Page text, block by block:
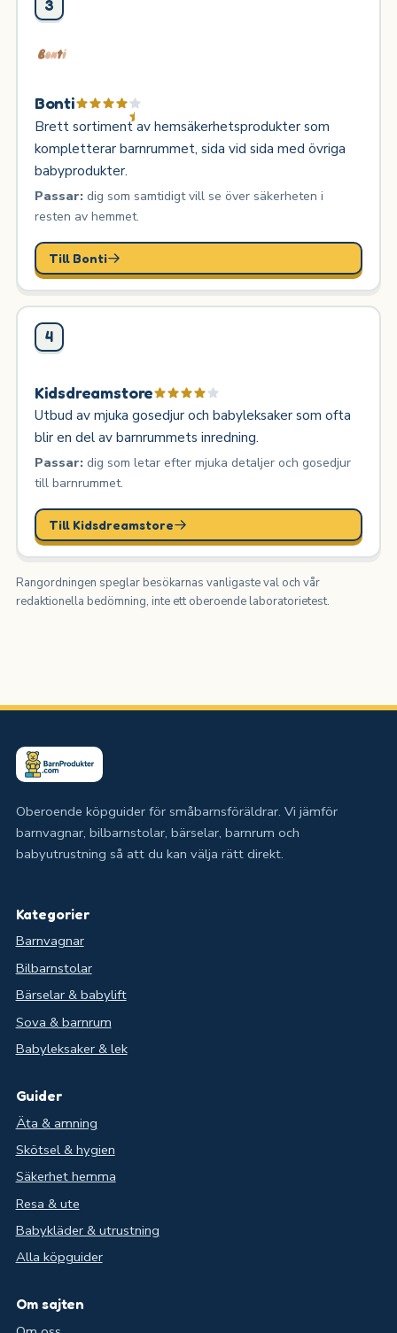
3
Bonti
Brett sortiment av hemsäkerhetsprodukter som
kompletterar barnrummet, sida vid sida med övriga
babyprodukter.
Passar:dig som samtidigt vill se över säkerheten i
resten av hemmet.
Till Bonti
4
Kidsdreamstore
Utbud av mjuka gosedjur och babyleksaker som ofta
blir en del av barnrummets inredning.
Passar:dig som letar efter mjuka detaljer och gosedjur
till barnrummet.
Till Kidsdreamstore
Rangordningen speglar besökarnas vanligaste val och vår
redaktionella bedömning, inte ett oberoende laboratorietest.
Oberoende köpguider för småbarnsföräldrar. Vi jämför
barnvagnar, bilbarnstolar, bärselar, barnrum och
babyutrustning så att du kan välja rätt direkt.
Kategorier
Barnvagnar
Bilbarnstolar
Bärselar & babylift
Sova & barnrum
Babyleksaker & lek
Guider
Äta & amning
Skötsel & hygien
Säkerhet hemma
Resa & ute
Babykläder & utrustning
Alla köpguider
Om sajten